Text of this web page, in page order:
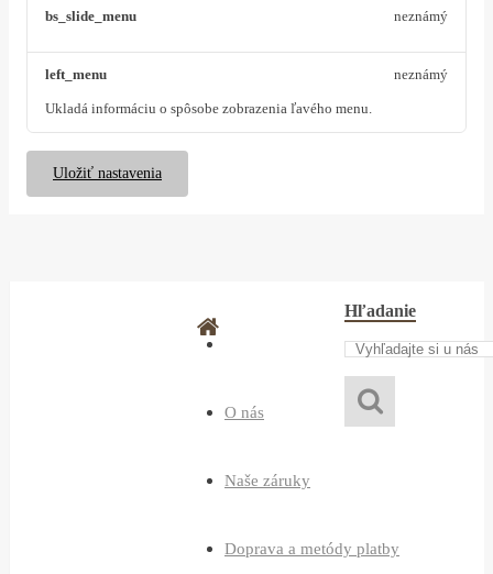
bs_slide_menu neznámý
left_menu
Ukladá informáciu o spôsobe zobrazenia ľavého menu.
neznámý
Uložiť nastavenia
O nás
Naše záruky
Doprava a metódy platby
Hľadanie